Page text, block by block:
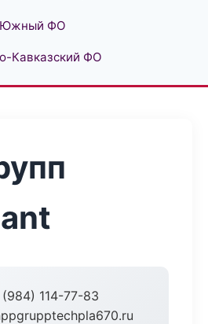
Южный ФО
Кавказский ФО
114-77-83